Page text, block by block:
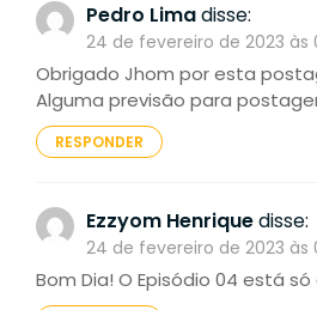
Pedro Limadisse:
24 de fevereiro de 2023 às
Obrigado Jhom por esta
Alguma previsão para
RESPONDER
Ezzyom Henriquedisse:
24 de fevereiro de 2023 às
Bom Dia! O Episódio 04 está só